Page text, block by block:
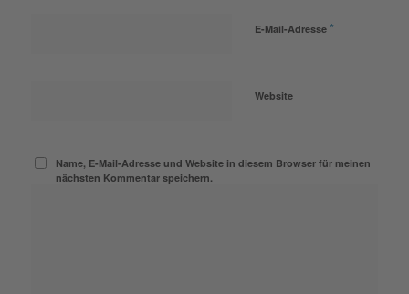
E-Mail-Adresse *
Website
Name, E-Mail-Adresse und Website in diesem Browser für meinen
nächsten Kommentar speichern.